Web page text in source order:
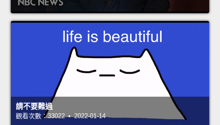
請不要難過
觀看次數：33022 • 2022-01-14